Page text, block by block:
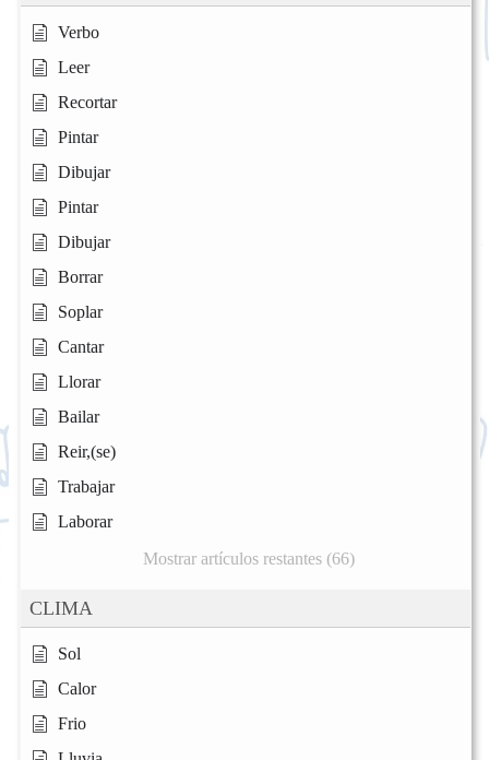
Verbo
Leer
Recortar
Pintar
Dibujar
Pintar
Dibujar
Borrar
Soplar
Cantar
Llorar
Bailar
Reir,(se)
Trabajar
Laborar
Mostrar artículos restantes (66)
CLIMA
Sol
Calor
Frio